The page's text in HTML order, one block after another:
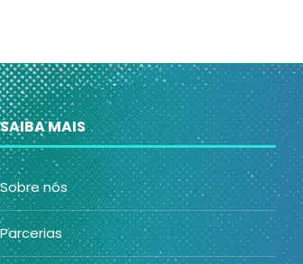
SAIBA MAIS
Sobre nós
Parcerias